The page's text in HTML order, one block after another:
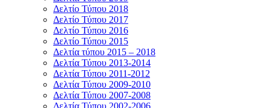
Δελτίο Τύπου 2018
Δελτίο Τύπου 2017
Δελτίο Τύπου 2016
Δελτίο Τύπου 2015
Δελτία τύπου 2015 – 2018
Δελτία Τύπου 2013-2014
Δελτία Τύπου 2011-2012
Δελτία Τύπου 2009-2010
Δελτία Τύπου 2007-2008